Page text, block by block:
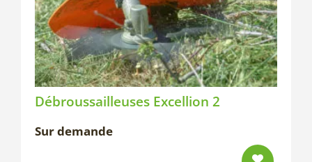
Débroussailleuses Excellion 2
Sur demande